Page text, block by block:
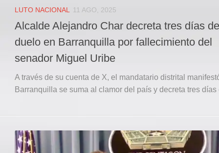
Registro ISSN: 2711-3299
LUTO NACIONAL 11 AGO, 2025
Alcalde Alejandro Char decreta tres días de
duelo en Barranquilla por fallecimiento del
senador Miguel Uribe
A través de su cuenta de X, el mandatario distrital
Barranquilla se suma al clamor del país y decreta tres días